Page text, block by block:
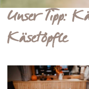
Unser Tipp:
Käsetöpfle